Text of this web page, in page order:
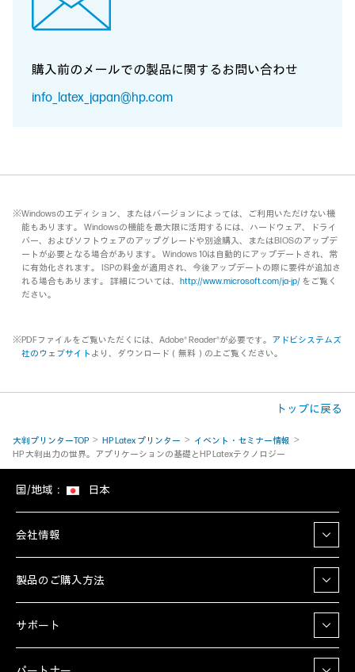
購入前のメールでの製品に関する お問い合わせ
info_latex_japan@hp.com
※Windowsのエディション、またはバージョンによっては、ご利用いただけない機
能もあります。 Windowsの機能を最大限に活用するには、ハードウェア、ドライ
バー、およびソフトウェアのアップグレードや別途購入、またはBIOSのアップデ
ートが必要となる場合があります。 Windows 10は自動的にアップデートされ、常
に有効化されます。 ISPの料金が適用され、今後アップデートの際に要件が追加さ
れる場合もあります。 詳細については、 http://www.microsoft.com/ja-jp/ をご覧く
ださい。
※PDFファイルをご覧いただくには、Adobe® Reader®が必要です。 アドビシステムズ
社のウェブサイト より、ダウンロード（無料）の上ご覧ください。
トップに戻る
大判プリンターTOP HP Latex プリンター
イベント・セミナー情報
HP 大判出力の世界。アプリケーションの基礎とHP Latexテクノロジー
国/地域： 日本
会社情報
製品のご購入方法
サポート